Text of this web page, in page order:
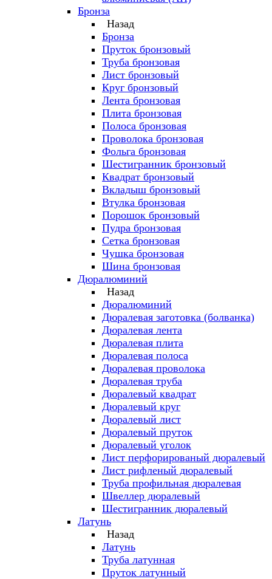
Бронза
Назад
Бронза
Пруток бронзовый
Труба бронзовая
Лист бронзовый
Круг бронзовый
Лента бронзовая
Плита бронзовая
Полоса бронзовая
Проволока бронзовая
Фольга бронзовая
Шестигранник бронзовый
Квадрат бронзовый
Вкладыш бронзовый
Втулка бронзовая
Порошок бронзовый
Пудра бронзовая
Сетка бронзовая
Чушка бронзовая
Шина бронзовая
Дюралюминий
Назад
Дюралюминий
Дюралевая заготовка (болванка)
Дюралевая лента
Дюралевая плита
Дюралевая полоса
Дюралевая проволока
Дюралевая труба
Дюралевый квадрат
Дюралевый круг
Дюралевый лист
Дюралевый пруток
Дюралевый уголок
Лист перфорированый дюралевый
Лист рифленый дюралевый
Труба профильная дюралевая
Швеллер дюралевый
Шестигранник дюралевый
Латунь
Назад
Латунь
Труба латунная
Пруток латунный